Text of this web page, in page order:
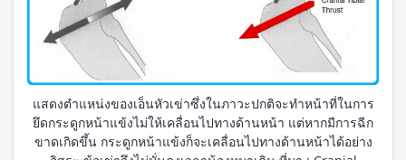
แสดงตำแหน่งของเอ็นหัวเข่าซึ่งในภาวะปกติจะทำหน้าที่ในการ
ยึดกระดูกหน้าแข้งไม่ให้เคลื่อนไปทางด้านหน้า แต่หากมีการฉีก
ขาดเกิดขึ้น กระดูกหน้าแข้งก็จะเคลื่อนไปทางด้านหน้าได้อย่าง